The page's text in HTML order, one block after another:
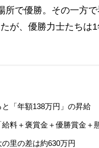
所で優勝。その一方
が、優勝力士たちは
「年額138万円」の昇給
料＋褒賞金＋優勝賞金＋
里の差は約630万円